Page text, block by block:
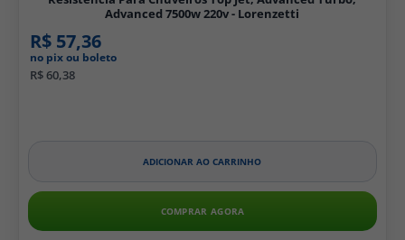
Advanced 7500w 220v - Lorenzetti
R$ 57,36
no pix ou boleto
R$ 60,38
ADICIONAR AO CARRINHO
COMPRAR AGORA